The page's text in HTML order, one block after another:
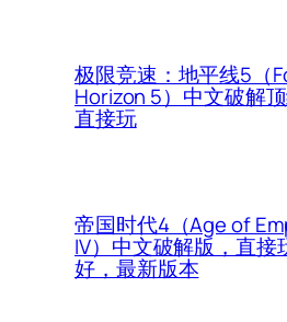
极限竞速：地平线5（
Horizon 5）中文破解顶
直接玩
帝国时代4（Age of
IV）中文破解版，直接
好，最新版本